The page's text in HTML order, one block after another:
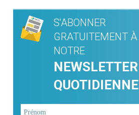
S'ABONNER
GRATUITEMENT À
NOTRE
NEWSLETTER
QUOTIDIENNE